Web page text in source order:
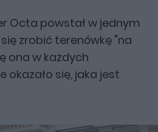
Octa powstał w jednym
zrobić terenówkę "na
ona w każdych
okazało się, jaka jest